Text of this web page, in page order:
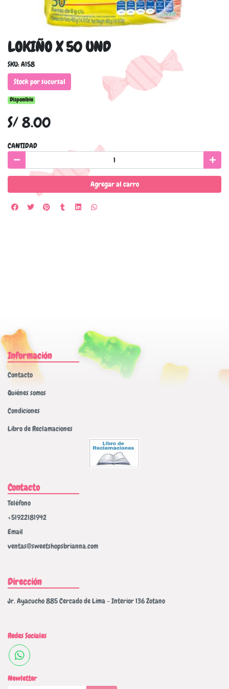
LOKIÑO X 50 UND
SKU: A158
Stock por sucursal
Disponible
S/ 8.00
CANTIDAD
Agregar al carro
Información
Contacto
Quiénes somos
Condiciones
Libro de Reclamaciones
Contacto
Teléfono
+51922181942
Email
ventas@sweetshopsbrianna.com
Dirección
Jr. Ayacucho 885 Cercado de Lima - Interior 136 Zotano
Redes Sociales
Newletter